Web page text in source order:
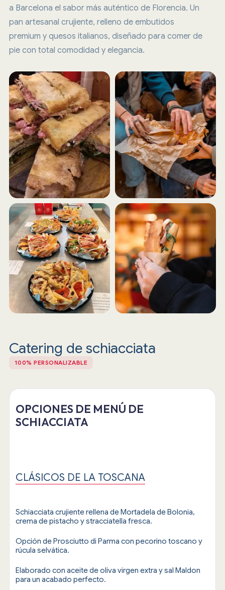
a Barcelona el sabor más auténtico de Florencia. Un
pan artesanal crujiente, relleno de embutidos
premium y quesos italianos, diseñado para comer de
pie con total comodidad y elegancia.
Catering de schiacciata
100% PERSONALIZABLE
OPCIONES DE MENÚ DE
SCHIACCIATA
CLÁSICOS DE LA TOSCANA
Schiacciata crujiente rellena de Mortadela de Bolonia,
crema de pistacho y stracciatella fresca.
Opción de Prosciutto di Parma con pecorino toscano y
rúcula selvática.
Elaborado con aceite de oliva virgen extra y sal Maldon
para un acabado perfecto.